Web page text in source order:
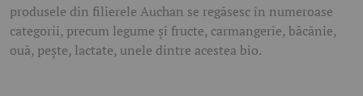
produsele din filierele Auchan se regăsesc în numeroase
categorii, precum legume și fructe, carmangerie, băcănie,
ouă, pește, lactate, unele dintre acestea bio.